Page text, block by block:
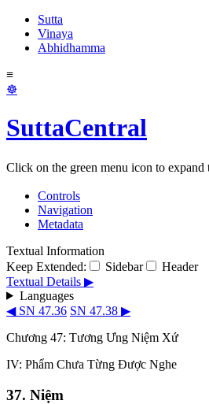
Sutta
Vinaya
Abhidhamma
≡
☸
SuttaCentral
Click on the green menu icon to
Controls
Navigation
Metadata
Textual Information
Keep Extended:
Sidebar
Header
Textual Details ▶
Languages
◀ SN 47.36 SN 47.38 ▶
Chương 47: Tương Ưng Niệm Xứ
IV: Phẩm Chưa Từng Ðược Nghe
37. Niệm